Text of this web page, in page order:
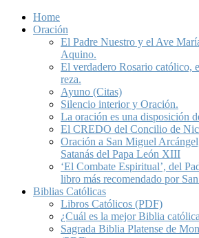
Home
Oración
El Padre Nuestro y el Ave
Aquino.
El verdadero Rosario católico,
reza.
Ayuno (Citas)
Silencio interior y Oración.
La oración es una disposición
El CREDO del Concilio de
Oración a San Miguel
Satanás del Papa León XIII
‘El Combate Espiritual’, del
libro más recomendado por
Biblias Católicas
Libros Católicos (PDF)
¿Cuál es la mejor Biblia
Sagrada Biblia Platense de